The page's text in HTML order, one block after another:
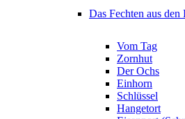
Das Fechten aus den
Vom Tag
Zornhut
Der Ochs
Einhorn
Schlüssel
Hangetort